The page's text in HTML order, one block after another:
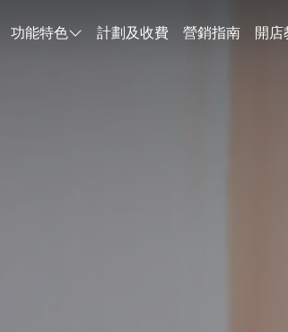
功能特色 計劃及收費 營銷指南 開店